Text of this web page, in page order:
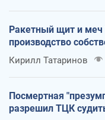
Ракетный щит и меч
производство
Кирилл Татаринов
Посмертная
разрешил ТЦК